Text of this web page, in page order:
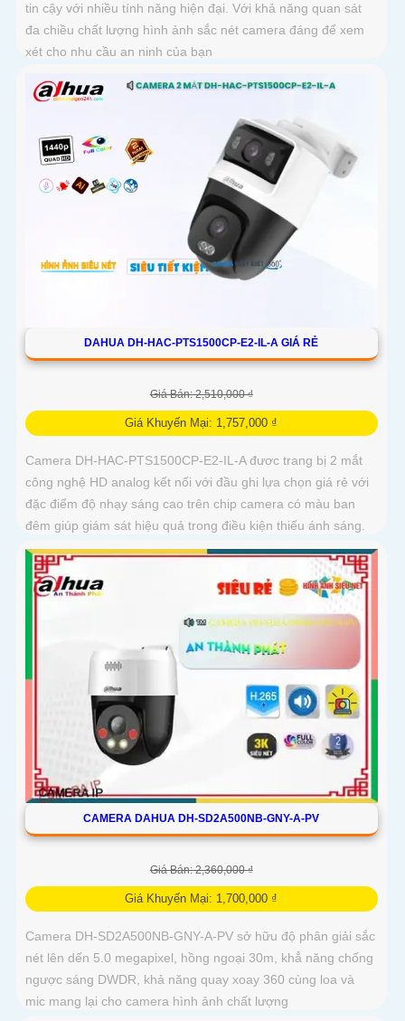
tin cậy với nhiều tính năng hiện đại. Với khả năng quan sát
đa chiều chất lượng hình ảnh sắc nét camera đáng để xem
xét cho nhu cầu an ninh của bạn
DAHUA DH-HAC-PTS1500CP-E2-IL-A GIÁ RẺ
Giá Bán: 2,510,000 ₫
Giá Khuyến Mại: 1,757,000 ₫
Camera DH-HAC-PTS1500CP-E2-IL-A đươc trang bị 2 mắt
công nghệ HD analog kết nối với đầu ghi lựa chọn giá rẻ với
đặc điểm độ nhạy sáng cao trên chip camera có màu ban
đêm giúp giám sát hiệu quả trong điều kiện thiếu ánh sáng.
2+2MP Smart Dual Light Outdoor Khoảng cách chiếu sáng
50 m
CAMERA DAHUA DH-SD2A500NB-GNY-A-PV
Giá Bán: 2,360,000 ₫
Giá Khuyến Mại: 1,700,000 ₫
Camera DH-SD2A500NB-GNY-A-PV sở hữu độ phân giải sắc
nét lên dến 5.0 megapixel, hồng ngoại 30m, khẳ năng chống
ngược sáng DWDR, khả năng quay xoay 360 cùng loa và
mic mang lại cho camera hình ảnh chất lượng